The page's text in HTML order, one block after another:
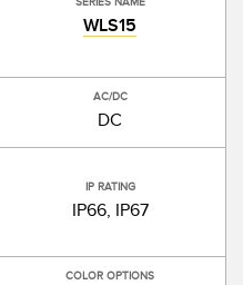
WLS15
AC/DC
DC
IP RATING
IP66, IP67
COLOR OPTIONS